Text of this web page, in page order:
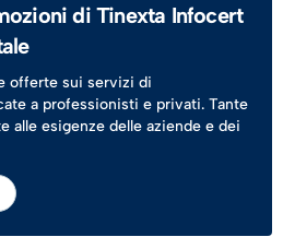
di Tinexta Infocert
offerte sui servizi di
a professionisti e privati. Tante
alle esigenze delle aziende e dei